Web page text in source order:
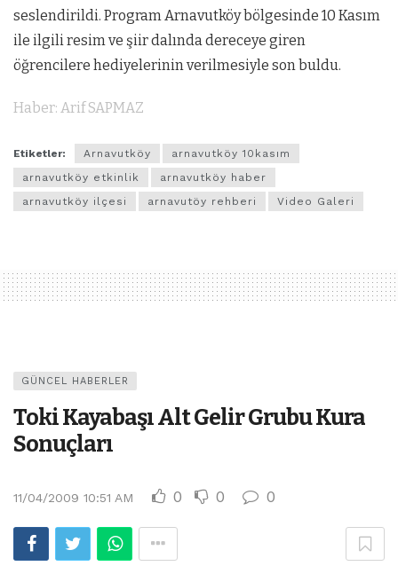
seslendirildi. Program Arnavutköy bölgesinde 10 Kasım
ile ilgili resim ve şiir dalında dereceye giren
öğrencilere hediyelerinin verilmesiyle son buldu.
Haber: Arif SAPMAZ
Etiketler: Arnavutköy
arnavutköy 10kasım
arnavutköy etkinlik
arnavutköy haber
arnavutköy ilçesi
arnavutöy rehberi Video Galeri
GÜNCEL HABERLER
Toki Kayabaşı Alt Gelir Grubu Kura
Sonuçları
11/04/2009 10:51 AM 0 0 0